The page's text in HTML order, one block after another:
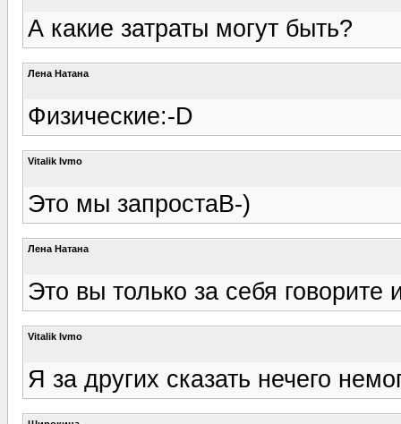
А какие затраты могут быть?
Лена Натана
Физические:-D
Vitalik Ivmo
Это мы запростаB-)
Лена Натана
Это вы только за себя говорите
Vitalik Ivmo
Я за других сказать нечего